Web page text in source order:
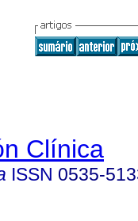
Clínica
ISSN 0535-